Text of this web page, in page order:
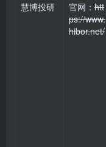
慧博投研 官网： htt
ps://www.
hibor.net/